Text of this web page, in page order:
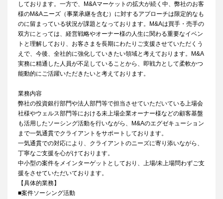
しております。一方で、M&Aマーケットの拡大が続く中、弊社のお客
様のM&Aニーズ（事業承継を含む）に対するアプローチは限定的なも
のに留まっている状況が課題となっております。M&Aは買手・売手の
双方にとっては、経営戦略やオーナー様の人生に関わる重要なイベン
トと理解しており、お客さまを長期にわたりご支援させていただくう
えで、今後、全社的に強化していきたい領域と考えております。M&A
実務に精通した人員が不足していることから、即戦力として柔軟かつ
能動的にご活躍いただきたいと考えております。
業務内容
弊社の投資銀行部門や法人部門等で担当させていただいている上場会
社様やウェルス部門等における未上場企業オーナー様などの顧客基盤
も活用したソーシング活動を行いながら、M&Aのエグゼキューション
まで一気通貫でクライアントをサポートしております。
一気通貫での対応により、クライアントのニーズに寄り添いながら、
丁寧なご支援を心がけております。
中小型の案件をメインターゲットとしており、上場/未上場問わずご支
援をさせていただいております。
【具体的業務】
■案件ソーシング活動